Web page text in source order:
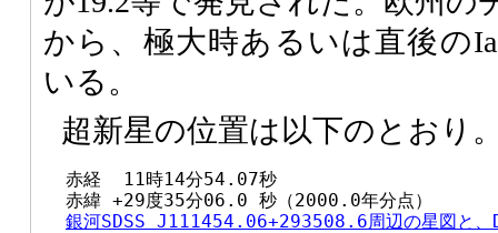
から、極大時あるいは直後の
いる。
超新星の位置は以下のとおり
  赤経  11時14分54.07秒
  赤緯 +29度35分06.0 秒（2000.0年分点）
銀河SDSS J111454.06+293508.6周辺の星図と、